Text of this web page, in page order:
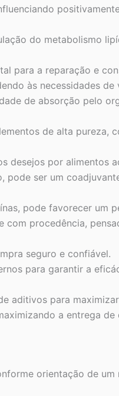
do metabolismo
para a reparação e
às necessidades de
de absorção pelo
de alta pureza,
desejos por alimentos
ser um
pode favorecer um
procedência,
seguro e confiável.
para garantir a
aditivos para
a entrega de
orientação de